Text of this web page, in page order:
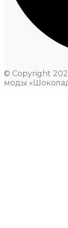
© Copyright
моды